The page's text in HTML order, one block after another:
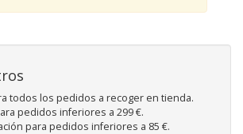
todos los pedidos a recoger en tienda.
pedidos inferiores a 299 €.
para pedidos inferiores a 85 €.